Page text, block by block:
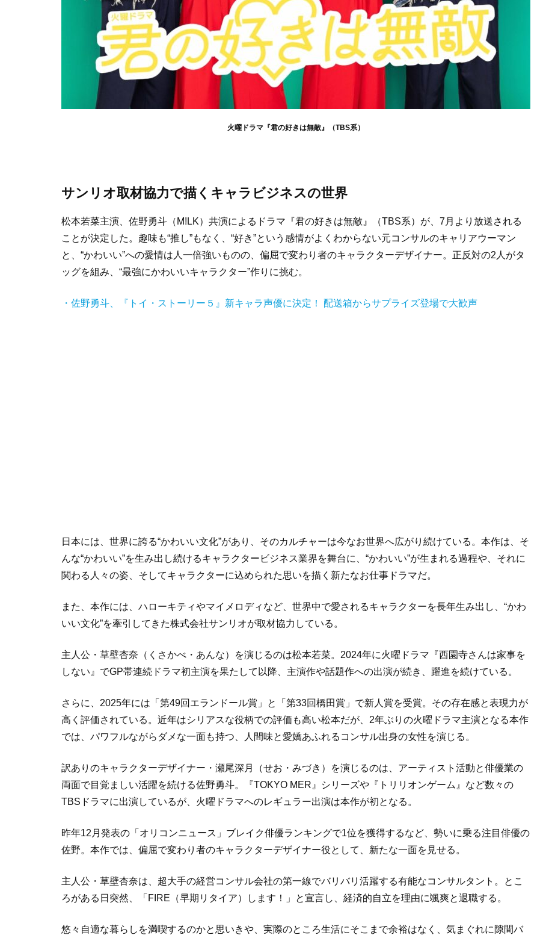
火曜ドラマ『君の好きは無敵』（TBS系）
サンリオ取材協力で描くキャラビジネスの世界
松本若菜主演、佐野勇斗（M!LK）共演によるドラマ『君の好きは無敵』（TBS系）が、7月より放送される
ことが決定した。趣味も“推し”もなく、“好き”という感情がよくわからない元コンサルのキャリアウーマン
と、“かわいい”への愛情は人一倍強いものの、偏屈で変わり者のキャラクターデザイナー。正反対の2人がタ
ッグを組み、“最強にかわいいキャラクター”作りに挑む。
・佐野勇斗、『トイ・ストーリー５』新キャラ声優に決定！ 配送箱からサプライズ登場で大歓声
日本には、世界に誇る“かわいい文化”があり、そのカルチャーは今なお世界へ広がり続けている。本作は、そ
んな“かわいい”を生み出し続けるキャラクタービジネス業界を舞台に、“かわいい”が生まれる過程や、それに
関わる人々の姿、そしてキャラクターに込められた思いを描く新たなお仕事ドラマだ。
また、本作には、ハローキティやマイメロディなど、世界中で愛されるキャラクターを長年生み出し、“かわ
いい文化”を牽引してきた株式会社サンリオが取材協力している。
主人公・草壁杏奈（くさかべ・あんな）を演じるのは松本若菜。2024年に火曜ドラマ『西園寺さんは家事を
しない』でGP帯連続ドラマ初主演を果たして以降、主演作や話題作への出演が続き、躍進を続けている。
さらに、2025年には「第49回エランドール賞」と「第33回橋田賞」で新人賞を受賞。その存在感と表現力が
高く評価されている。近年はシリアスな役柄での評価も高い松本だが、2年ぶりの火曜ドラマ主演となる本作
では、パワフルながらダメな一面も持つ、人間味と愛嬌あふれるコンサル出身の女性を演じる。
訳ありのキャラクターデザイナー・瀬尾深月（せお・みづき）を演じるのは、アーティスト活動と俳優業の
両面で目覚ましい活躍を続ける佐野勇斗。『TOKYO MER』シリーズや『トリリオンゲーム』など数々の
TBSドラマに出演しているが、火曜ドラマへのレギュラー出演は本作が初となる。
昨年12月発表の「オリコンニュース」ブレイク俳優ランキングで1位を獲得するなど、勢いに乗る注目俳優の
佐野。本作では、偏屈で変わり者のキャラクターデザイナー役として、新たな一面を見せる。
主人公・草壁杏奈は、超大手の経営コンサル会社の第一線でバリバリ活躍する有能なコンサルタント。とこ
ろがある日突然、「FIRE（早期リタイア）します！」と宣言し、経済的自立を理由に颯爽と退職する。
悠々自適な暮らしを満喫するのかと思いきや、実際のところ生活にそこまで余裕はなく、気まぐれに隙間バ